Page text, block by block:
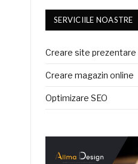
SERVICIILE NOASTRE
Creare site prezentare
Creare magazin online
Optimizare SEO